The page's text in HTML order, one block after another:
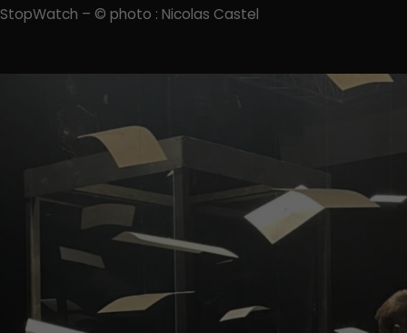
StopWatch – © photo : Nicolas Castel